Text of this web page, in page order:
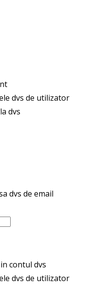
dvs de utilizator
dvs
dvs de email
contul dvs
dvs de utilizator